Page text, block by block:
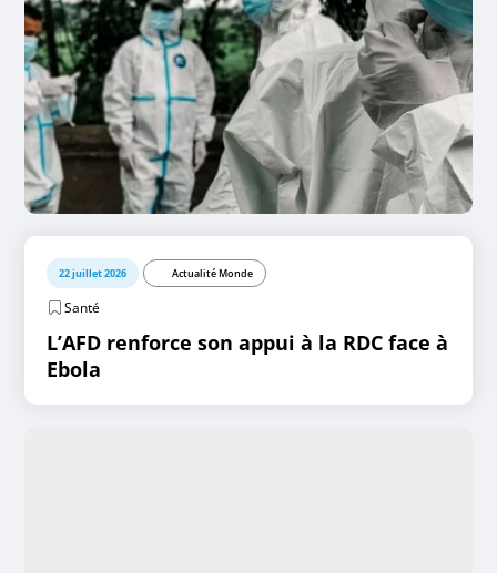
22 juillet 2026 Actualité Monde
Santé
L’AFD renforce son appui à la RDC face à
Ebola